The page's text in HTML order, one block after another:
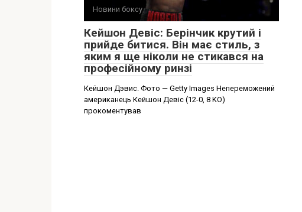
Новини боксу
Кейшон Девіс: Берінчик крутий і
прийде битися. Він має стиль, з
яким я ще ніколи не стикався на
професійному ринзі
Кейшон Дэвис. Фото — Getty Images Непереможений
американець Кейшон Девіс (12-0, 8 KO)
прокоментував